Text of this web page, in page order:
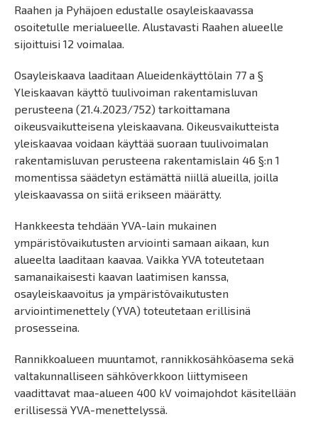
Raahen ja Pyhäjoen edustalle osayleiskaavassa
osoitetulle merialueelle. Alustavasti Raahen alueelle
sijoittuisi 12 voimalaa.
Osayleiskaava laaditaan Alueidenkäyttölain 77 a §
Yleiskaavan käyttö tuulivoiman rakentamisluvan
perusteena (21.4.2023/752) tarkoittamana
oikeusvaikutteisena yleiskaavana. Oikeusvaikutteista
yleiskaavaa voidaan käyttää suoraan tuulivoimalan
rakentamisluvan perusteena rakentamislain 46 §:n 1
momentissa säädetyn estämättä niillä alueilla, joilla
yleiskaavassa on siitä erikseen määrätty.
Hankkeesta tehdään YVA-lain mukainen
ympäristövaikutusten arviointi samaan aikaan, kun
alueelta laaditaan kaavaa. Vaikka YVA toteutetaan
samanaikaisesti kaavan laatimisen kanssa,
osayleiskaavoitus ja ympäristövaikutusten
arviointimenettely (YVA) toteutetaan erillisinä
prosesseina.
Rannikkoalueen muuntamot, rannikkosähköasema sekä
valtakunnalliseen sähköverkkoon liittymiseen
vaadittavat maa-alueen 400 kV voimajohdot käsitellään
erillisessä YVA-menettelyssä.